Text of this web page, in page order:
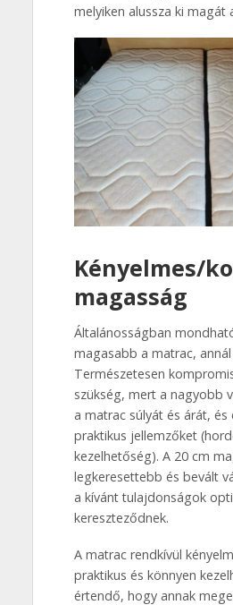
melyiken alussza ki magát
Kényelmes/
magasság
Általánosságban
magasabb a matrac,
Természetesen
szükség, mert a nagyobb
a matrac súlyát és árát, és
praktikus jellemzőket
kezelhetőség). A 20 cm
legkeresettebb és bevált
a kívánt tulajdonságok
kereszteződnek.
A matrac rendkívül
praktikus és könnyen
értendő, hogy annak